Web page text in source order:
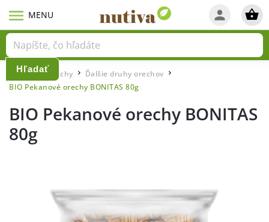
Hľadať
Domov / Orechy Ďalšie druhy orechov
BIO Pekanové orechy BONITAS 80g
BIO Pekanové orechy BONITAS
80g